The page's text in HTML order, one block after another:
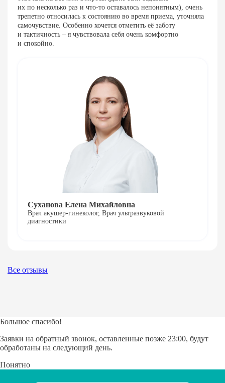
их по несколько раз и что-то оставалось непонятным), очень
трепетно относилась к состоянию во время приема, уточняла
самочувствие. Особенно хочется отметить её заботу
и тактичность – я чувствовала себя очень комфортно
и спокойно.
Суханова Елена Михайловна
Врач акушер-гинеколог, Врач ультразвуковой
диагностики
Все отзывы
Большое спасибо!
Заявки на обратный звонок, оставленные позже 23:00, будут
обработаны на следующий день.
Понятно